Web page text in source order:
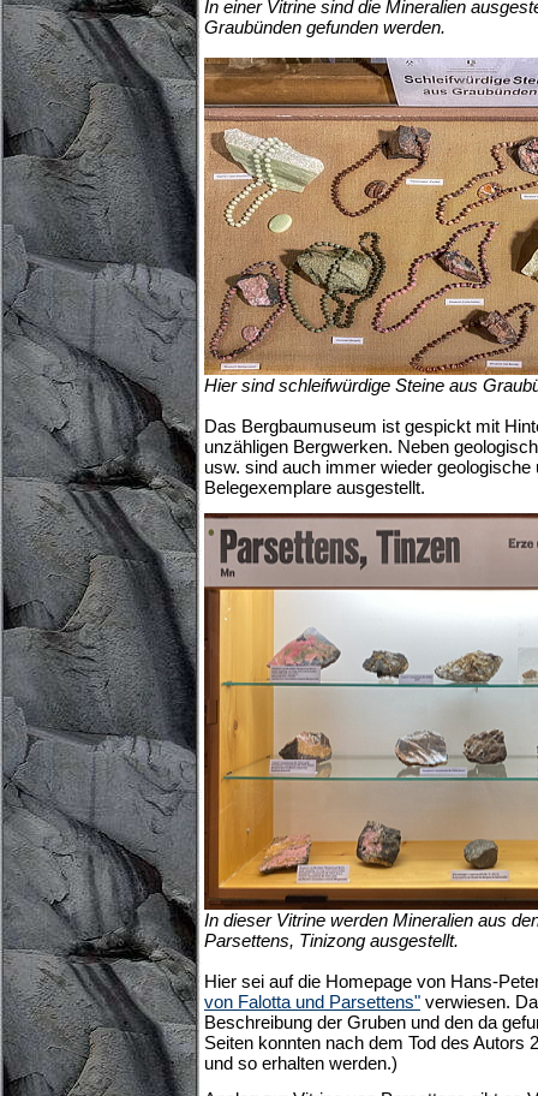
In einer Vitrine sind die Mineralien
Graubünden gefunden werden.
Hier sind schleifwürdige Steine aus
Das Bergbaumuseum ist gespickt mit
unzähligen Bergwerken. Neben
usw. sind auch immer wieder geologische
Belegexemplare ausgestellt.
In dieser Vitrine werden Mineralien aus
Parsettens, Tinizong ausgestellt.
Hier sei auf die Homepage von Hans-
von Falotta und Parsettens" verwiesen.
Beschreibung der Gruben und den da
Seiten konnten nach dem Tod des Autors
und so erhalten werden.)